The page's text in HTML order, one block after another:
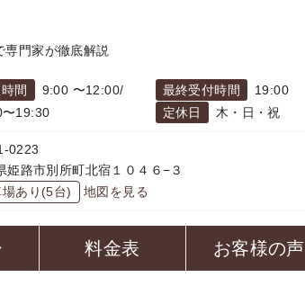
門家が徹底解説
間
9:00 〜12:00/
19:30
最終受付時間
19:00
定休日
木・日・祝
0223
姫路市別所町北宿１０４６−３
あり(5台)
地図を見る
料金表 お客様の声